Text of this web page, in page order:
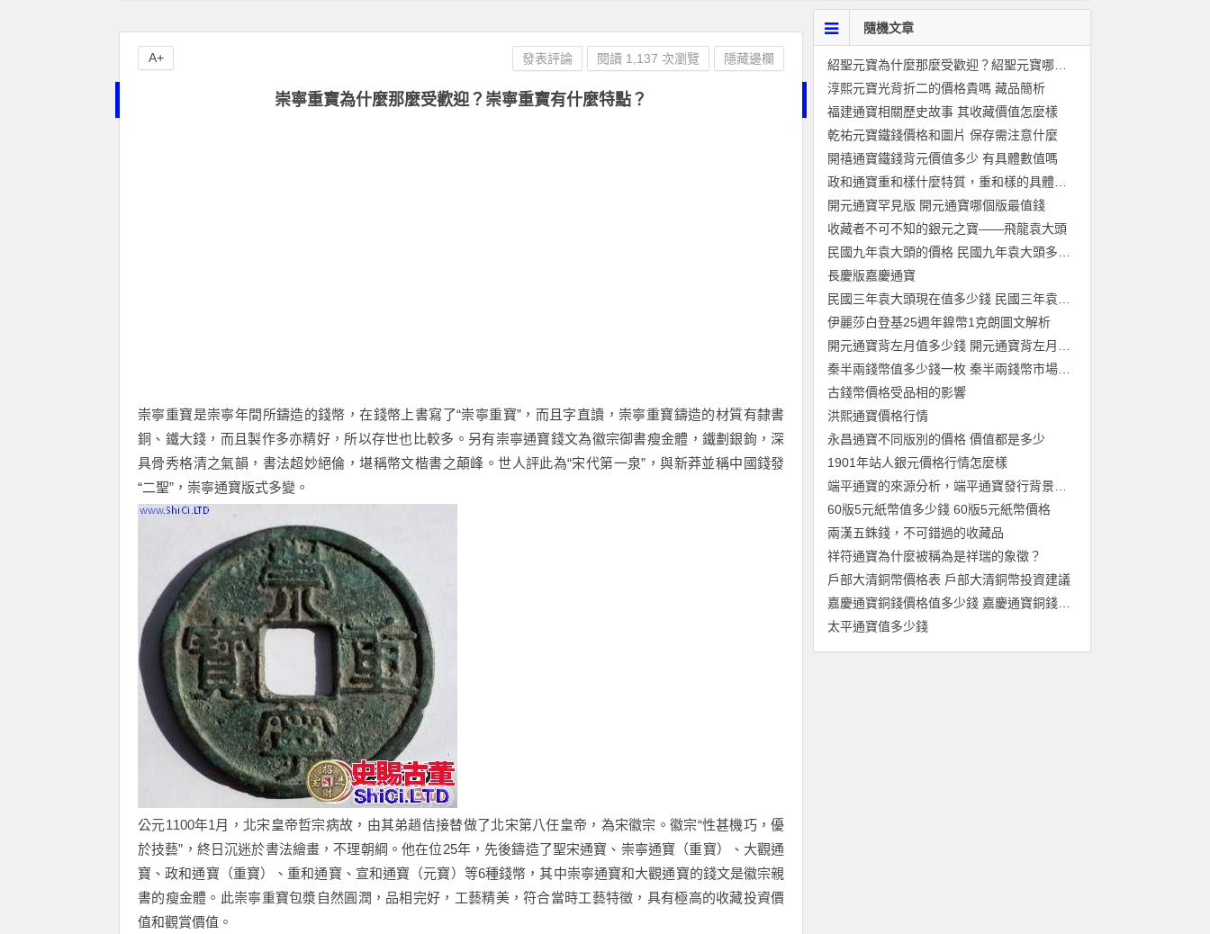
崇寧重寶為什麼那麼受歡迎？崇寧重寶有什麼特點？
崇寧重寶是崇寧年間所鑄造的錢幣，在錢幣上書寫了“崇寧重寶”，而且字直讀，崇寧重寶鑄造的材質有隸書
銅、鐵大錢，而且製作多亦精好，所以存世也比較多。另有崇寧通寶錢文為徽宗御書瘦金體，鐵劃銀鉤，深
具骨秀格清之氣韻，書法超妙絕倫，堪稱幣文楷書之顛峰。世人評此為“宋代第一泉”，與新莽並稱中國錢發
“二聖”，崇寧通寶版式多變。
公元1100年1月，北宋皇帝哲宗病故，由其弟趙佶接替做了北宋第八任皇帝，為宋徽宗。徽宗“性甚機巧，優
於技藝”，終日沉迷於書法繪畫，不理朝綱。他在位25年，先後鑄造了聖宋通寶、崇寧通寶（重寶）、大觀通
寶、政和通寶（重寶）、重和通寶、宣和通寶（元寶）等6種錢幣，其中崇寧通寶和大觀通寶的錢文是徽宗親
書的瘦金體。此崇寧重寶包漿自然圓潤，品相完好，工藝精美，符合當時工藝特徵，具有極高的收藏投資價
值和觀賞價值。
發表評論 閱讀 1,137 次瀏覽 隱藏邊欄
A+
隨機文章
淳熙元寶光背折二的價格貴嗎 藏品簡析
福建通寶相關歷史故事 其收藏價值怎麼樣
乾祐元寶鐵錢價格和圖片 保存需注意什麼
開禧通寶鐵錢背元價值多少 有具體數值嗎
開元通寶罕見版 開元通寶哪個版最值錢
收藏者不可不知的銀元之寶——飛龍袁大頭
長慶版嘉慶通寶
伊麗莎白登基25週年鎳幣1克朗圖文解析
古錢幣價格受品相的影響
洪熙通寶價格行情
永昌通寶不同版別的價格 價值都是多少
1901年站人銀元價格行情怎麼樣
60版5元紙幣值多少錢 60版5元紙幣價格
兩漢五銖錢，不可錯過的收藏品
祥符通寶為什麼被稱為是祥瑞的象徵？
戶部大清銅幣價格表 戶部大清銅幣投資建議
太平通寶值多少錢